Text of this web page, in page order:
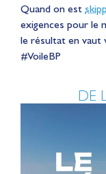
Quand on est
exigences pour le
le résultat en vaut
‪#‎VoileBP‬
DE